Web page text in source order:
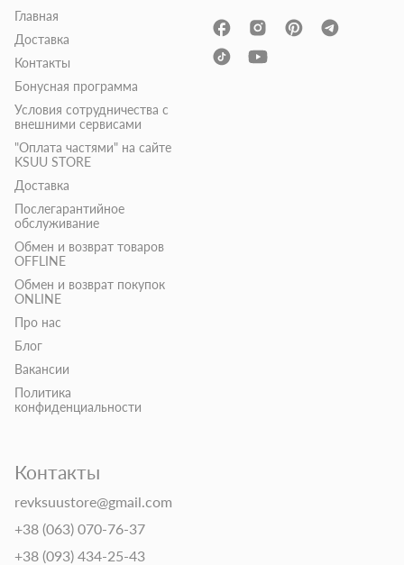
Главная
Доставка
Контакты
Бонусная программа
Условия сотрудничества с
внешними сервисами
"Оплата частями" на сайте
KSUU STORE
Доставка
Послегарантийное
обслуживание
Обмен и возврат товаров
OFFLINE
Обмен и возврат покупок
ONLINE
Про нас
Блог
Вакансии
Политика
конфиденциальности
Контакты
revksuustore@gmail.com
+38 (063) 070-76-37
+38 (093) 434-25-43